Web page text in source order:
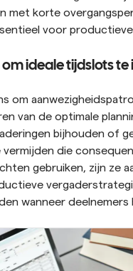
met korte
voor
ideale tijdslots te
om
van de optimale
bijhouden of
die
gebruiken, zijn ze
wanneer